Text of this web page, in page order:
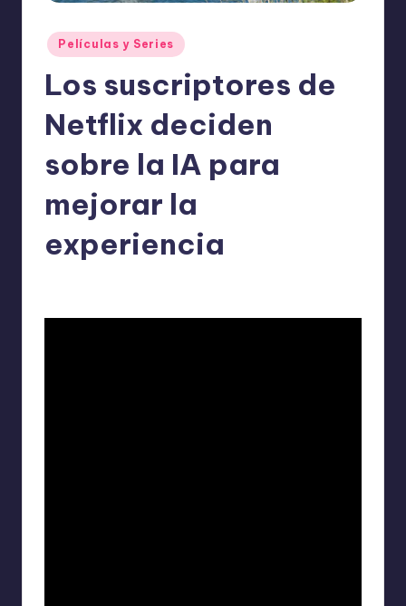
Publicado
en
Películas y Series
Los suscriptores de
Netflix deciden
sobre la IA para
mejorar la
experiencia